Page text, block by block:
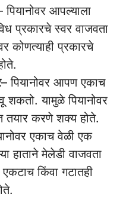
पियानोवर आपल्याला
प्रकारचे स्वर वाजवता
कोणत्याही प्रकारचे
– पियानोवर आपण एकाच
यामुळे पियानोवर
करणे शक्य होते.
एकाच वेळी एक
हाताने मेलेडी वाजवता
किंवा गटातही